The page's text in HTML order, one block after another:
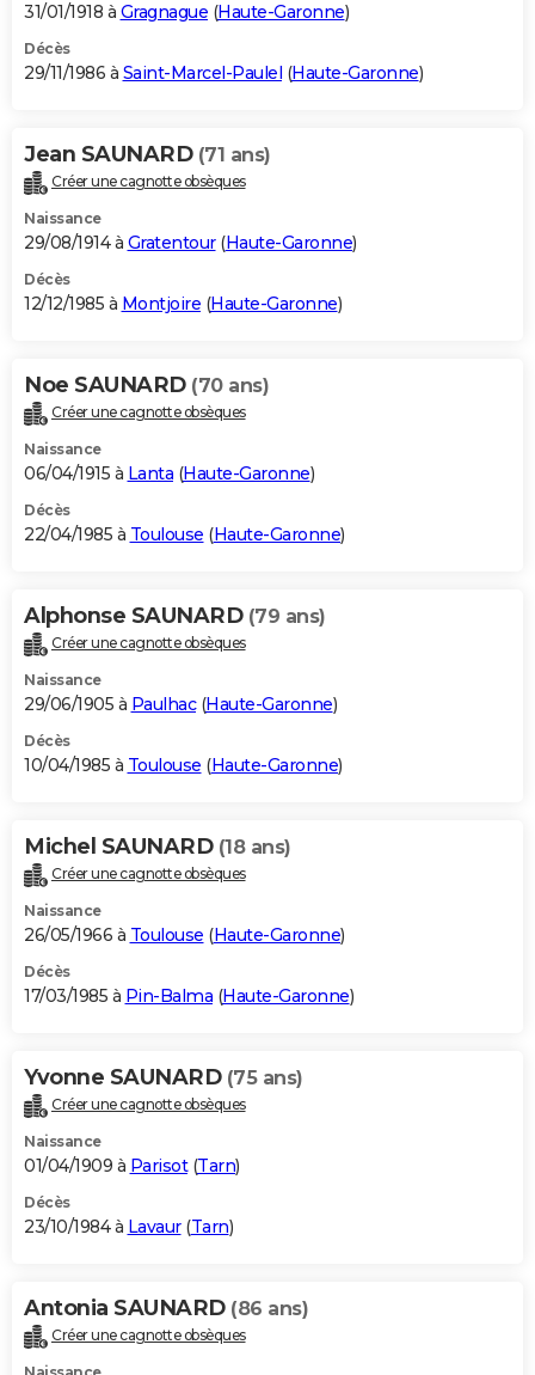
31/01/1918 à Gragnague (Haute-Garonne)
Décès
29/11/1986 à Saint-Marcel-Paulel (Haute-Garonne)
Jean SAUNARD (71 ans)
Créer une cagnotte obsèques
Naissance
29/08/1914 à Gratentour(Haute-Garonne)
Décès
12/12/1985 à Montjoire (Haute-Garonne)
Noe SAUNARD (70 ans)
Créer une cagnotte obsèques
Naissance
06/04/1915 à Lanta (Haute-Garonne)
Décès
22/04/1985 à Toulouse (Haute-Garonne)
Alphonse SAUNARD (79 ans)
Créer une cagnotte obsèques
Naissance
29/06/1905 à Paulhac(Haute-Garonne)
Décès
10/04/1985 à Toulouse (Haute-Garonne)
Michel SAUNARD (18 ans)
Créer une cagnotte obsèques
Naissance
26/05/1966 à Toulouse (Haute-Garonne)
Décès
17/03/1985 à Pin-Balma (Haute-Garonne)
Yvonne SAUNARD (75 ans)
Créer une cagnotte obsèques
Naissance
01/04/1909 à Parisot(Tarn)
Décès
23/10/1984 à Lavaur(Tarn)
Antonia SAUNARD (86 ans)
Créer une cagnotte obsèques